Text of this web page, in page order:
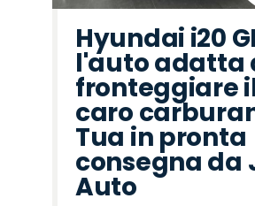
Hyundai i20
l'auto adatta
fronteggiare
caro
Tua in pronta
consegna da
Auto